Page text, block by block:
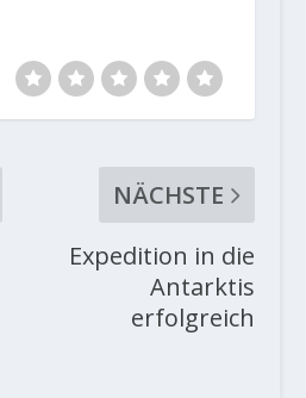
NÄCHSTE
Expedition in die
Antarktis
erfolgreich